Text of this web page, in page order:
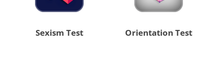
Sexism Test Orientation Test